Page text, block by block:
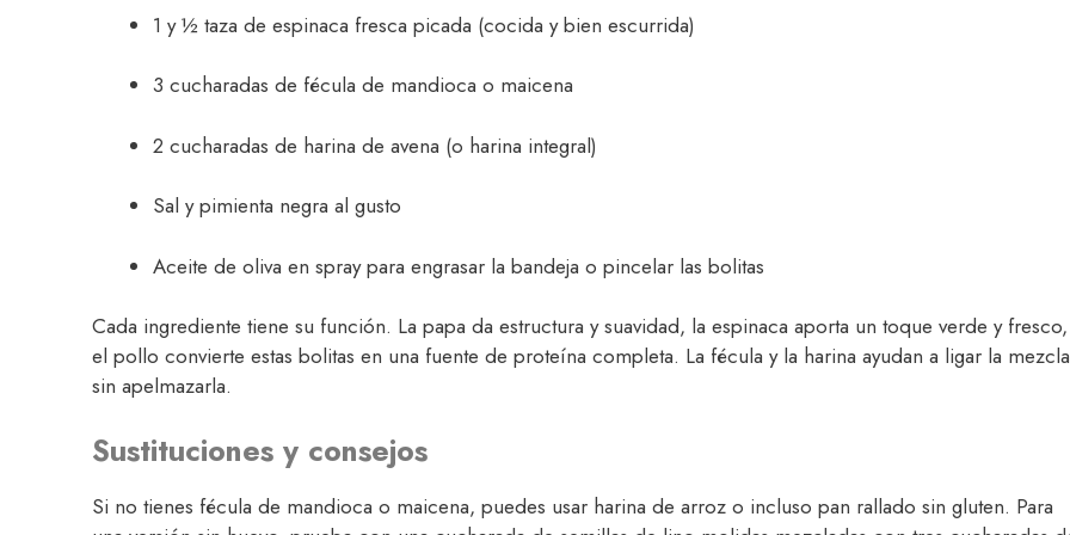
1 y ½ taza de espinaca fresca picada (cocida y bien escurrida)
3 cucharadas de fécula de mandioca o maicena
2 cucharadas de harina de avena (o harina integral)
Sal y pimienta negra al gusto
Aceite de oliva en spray para engrasar la bandeja o pincelar las bolitas
Cada ingrediente tiene su función. La papa da estructura y suavidad, la espinaca aporta un toque verde y
el pollo convierte estas bolitas en una fuente de proteína completa. La fécula y la harina ayudan a ligar la mezcla
sin apelmazarla.
Sustituciones y consejos
Si no tienes fécula de mandioca o maicena, puedes usar harina de arroz o incluso pan rallado sin gluten. Para